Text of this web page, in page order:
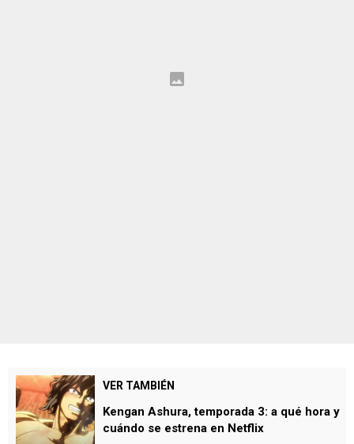
VER TAMBIÉN
Kengan Ashura, temporada 3: a qué hora y
cuándo se estrena en Netflix